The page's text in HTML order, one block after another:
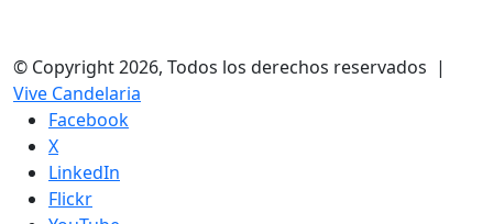
© Copyright 2026, Todos los derechos reservados |
Vive Candelaria
Facebook
X
LinkedIn
Flickr